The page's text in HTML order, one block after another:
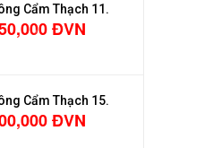
Cẩm Thạch 11.
ĐVN
Cẩm Thạch 15.
ĐVN